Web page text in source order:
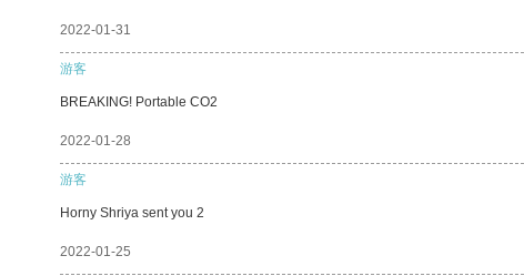
2022-01-31
游客
BREAKING! Portable CO2
2022-01-28
游客
Horny Shriya sent you 2
2022-01-25